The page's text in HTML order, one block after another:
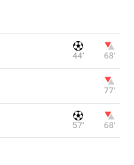
44‎’‎ 68‎’‎
77‎’‎
57‎’‎ 68‎’‎